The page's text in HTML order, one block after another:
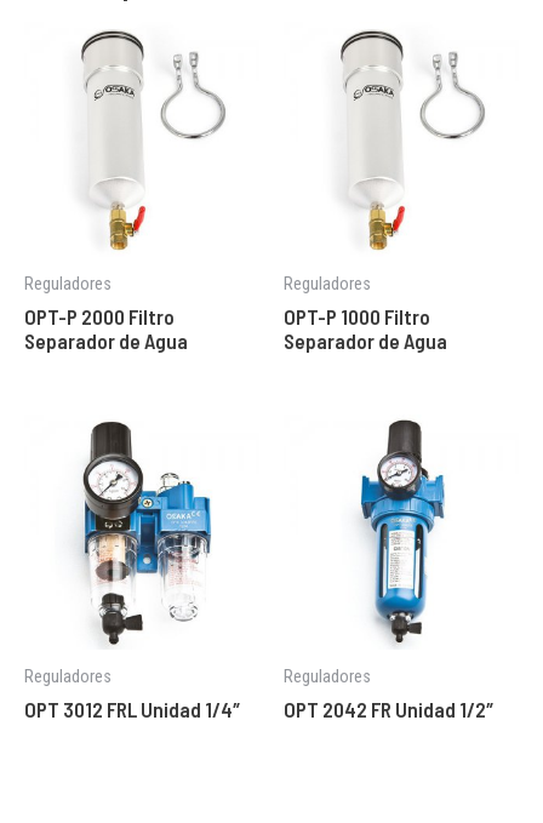
Reguladores
OPT-P 2000 Filtro
Separador de Agua
Reguladores
OPT-P 1000 Filtro
Separador de Agua
Reguladores
OPT 3012 FRL Unidad 1/4″
Reguladores
OPT 2042 FR Unidad 1/2″